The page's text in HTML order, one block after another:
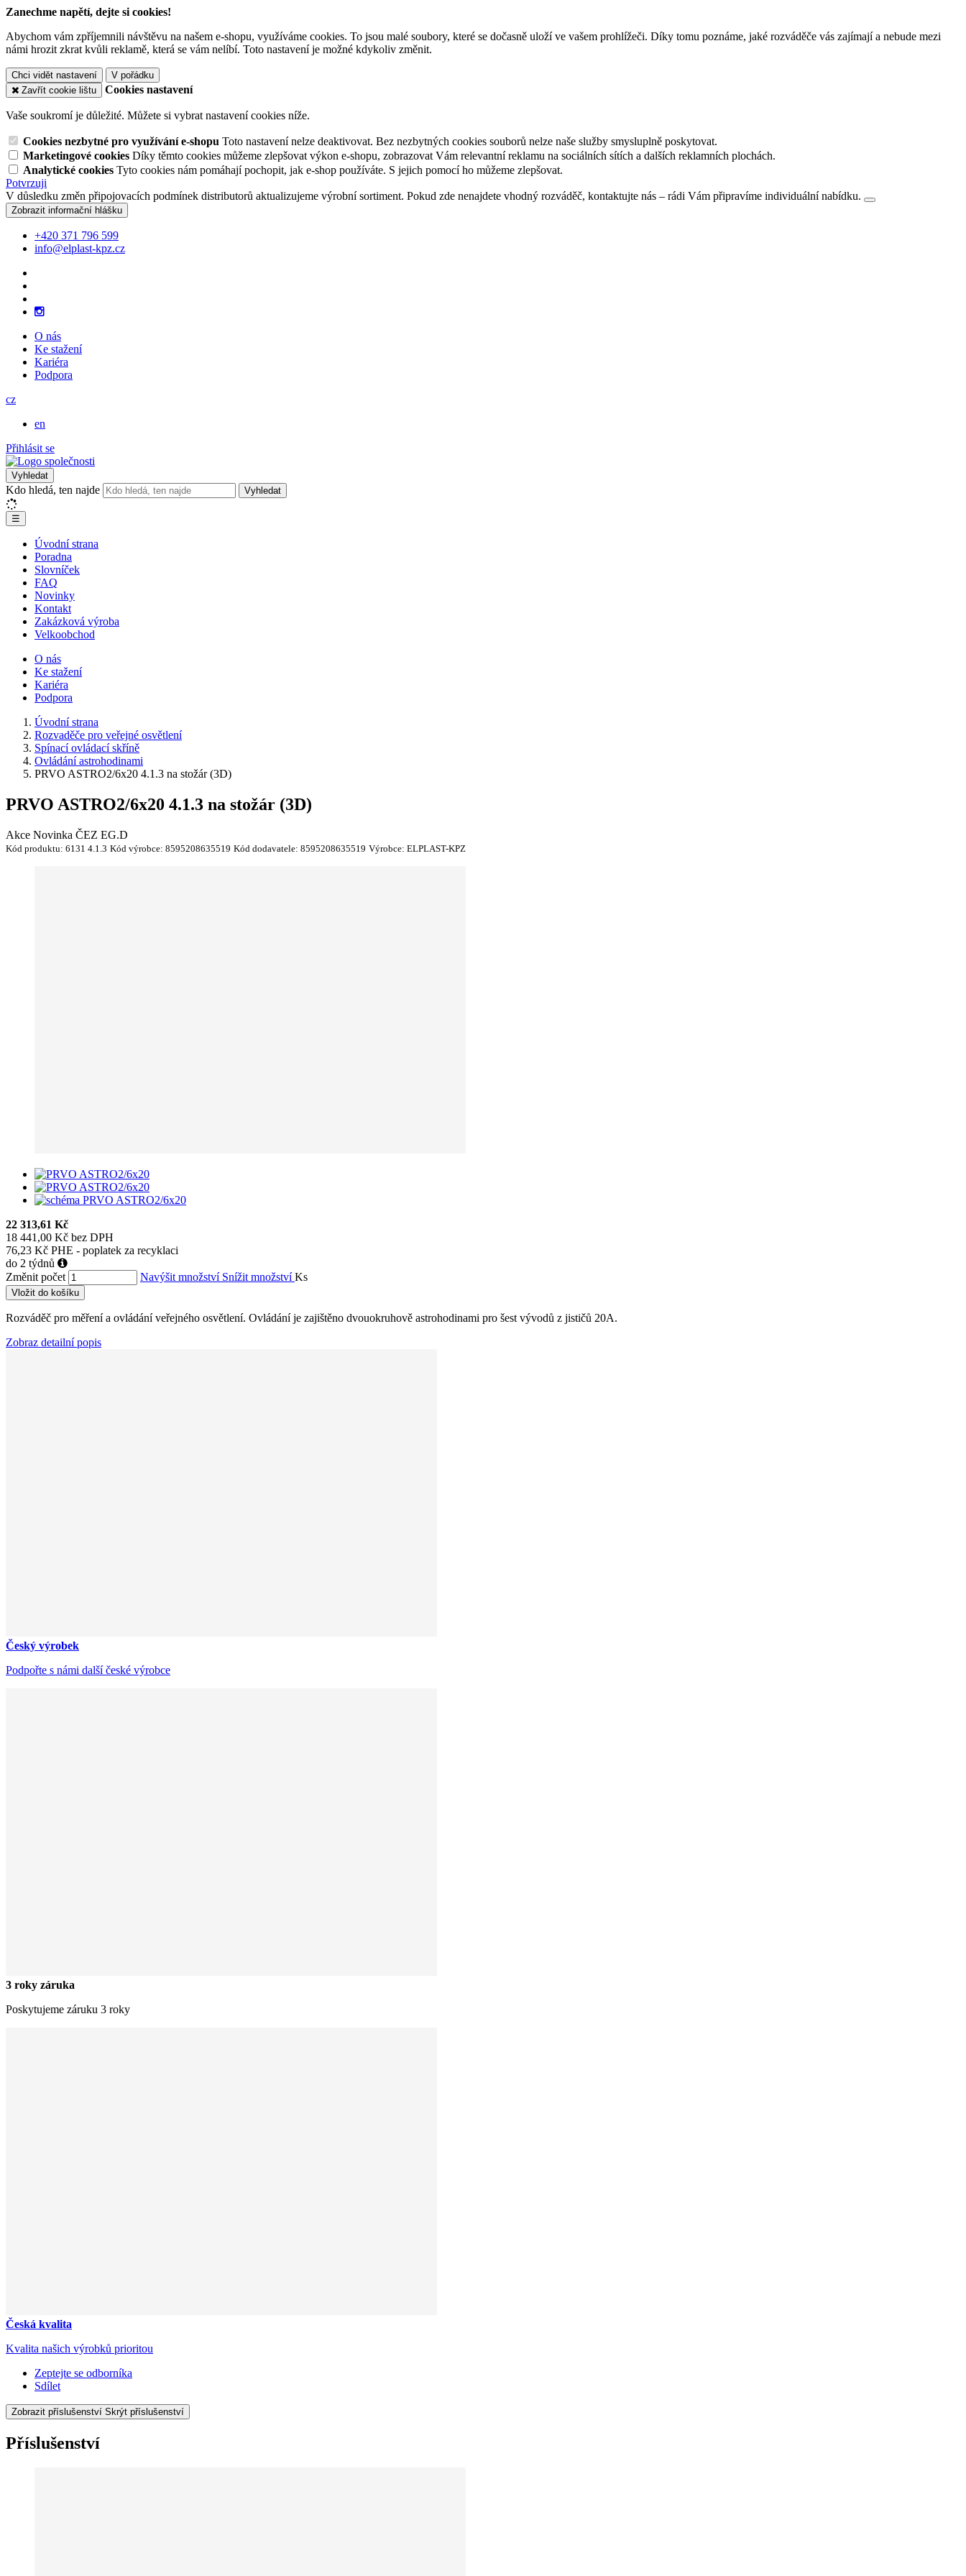
Zanechme napětí, dejte si cookies!
Abychom vám zpříjemnili návštěvu na našem e-shopu, využíváme cookies. To jsou malé soubory, které se dočasně uloží ve vašem prohlížeči. Díky tomu poznáme, jaké rozváděče vás zajímají a nebude mezi
námi hrozit zkrat kvůli reklamě, která se vám nelíbí. Toto nastavení je možné kdykoliv změnit.
Chci vidět nastavení
V pořádku
Zavřít cookie lištu
Cookies nastavení
Vaše soukromí je důležité. Můžete si vybrat nastavení cookies níže.
Cookies nezbytné pro využívání e-shopu Toto nastavení nelze deaktivovat. Bez nezbytných cookies souborů nelze naše služby smysluplně poskytovat.
Marketingové cookies Díky těmto cookies můžeme zlepšovat výkon e-shopu, zobrazovat Vám relevantní reklamu na sociálních sítích a dalších reklamních plochách.
Analytické cookies Tyto cookies nám pomáhají pochopit, jak e-shop používáte. S jejich pomocí ho můžeme zlepšovat.
Potvrzuji
V důsledku změn připojovacích podmínek distributorů aktualizujeme výrobní sortiment. Pokud zde nenajdete vhodný rozváděč, kontaktujte nás – rádi Vám připravíme individuální nabídku.
Zobrazit informační hlášku
+420 371 796 599
info@elplast-kpz.cz
O nás
Ke stažení
Kariéra
Podpora
cz
en
Přihlásit se
Vyhledat
Kdo hledá, ten najde Vyhledat
☰
Úvodní strana
Poradna
Slovníček
FAQ
Novinky
Kontakt
Zakázková výroba
Velkoobchod
O nás
Ke stažení
Kariéra
Podpora
Úvodní strana
Rozvaděče pro veřejné osvětlení
Spínací ovládací skříně
Ovládání astrohodinami
PRVO ASTRO2/6x20 4.1.3 na stožár (3D)
PRVO ASTRO2/6x20 4.1.3 na stožár (3D)
Akce Novinka ČEZ EG.D
Kód produktu: 6131 4.1.3 Kód výrobce: 8595208635519 Kód dodavatele: 8595208635519 Výrobce: ELPLAST-KPZ
22 313,61 Kč
18 441,00 Kč bez DPH
76,23 Kč PHE - poplatek za recyklaci
do 2 týdnů
Změnit počet
Navýšit množství Snížit množstvíKs
Vložit do košíku
Rozváděč pro měření a ovládání veřejného osvětlení. Ovládání je zajištěno dvouokruhově astrohodinami pro šest vývodů z jističů 20A.
Zobraz detailní popis
Český výrobek
Podpořte s námi další české výrobce
3 roky záruka
Poskytujeme záruku 3 roky
Česká kvalita
Kvalita našich výrobků prioritou
Zeptejte se odborníka
Sdílet
Zobrazit příslušenství Skrýt příslušenství
Příslušenství